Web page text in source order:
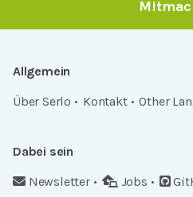
Allgemein
Über Serlo
Kontakt Other
Dabei sein
Newsletter
Jobs